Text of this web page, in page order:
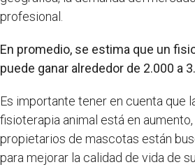
profesional.
En promedio, se estima que un
puede ganar alrededor de 2.000 a
Es importante tener en cuenta que
fisioterapia animal está en
propietarios de mascotas están
para mejorar la calidad de vida de